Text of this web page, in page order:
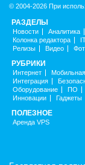
© 2004-2026 При
РАЗДЕЛЫ
Новости Аналитика
Колонка редактора
Релизы
Видео
РУБРИКИ
Интернет
Интеграция
Оборудование
ПО
Инновации
Гаджеты
ПОЛЕЗНОЕ
Аренда VPS